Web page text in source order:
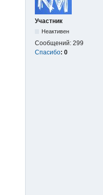
Участник
Неактивен
Сообщений: 299
Спасибо: 0